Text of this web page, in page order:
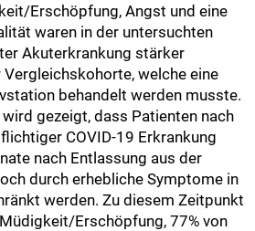
Erschöpfung, Angst und eine
waren in der untersuchten
Akuterkrankung stärker
welche eine
behandelt werden musste.
gezeigt, dass Patienten nach
COVID-19 Erkrankung
nach Entlassung aus der
durch erhebliche Symptome in
werden. Zu diesem Zeitpunkt
Erschöpfung, 77% von